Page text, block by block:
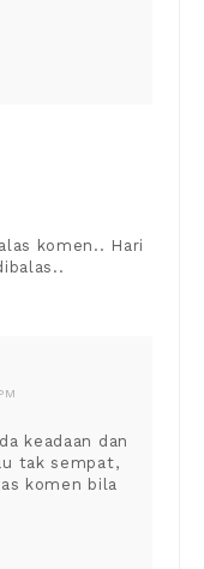
komen.. Hari
keadaan dan
tak sempat,
komen bila